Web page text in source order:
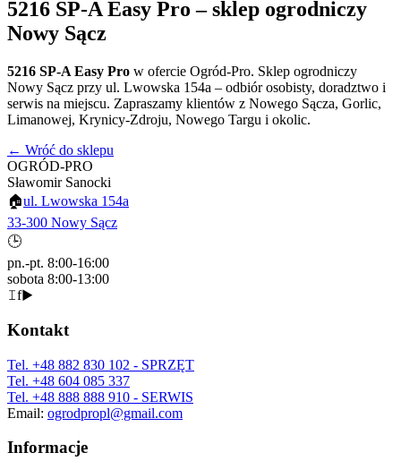
5216 SP-A Easy Pro – sklep ogrodniczy
Nowy Sącz
5216 SP-A Easy Pro w ofercie Ogród-Pro. Sklep ogrodniczy
Nowy Sącz przy ul. Lwowska 154a – odbiór osobisty, doradztwo i
serwis na miejscu. Zapraszamy klientów z Nowego Sącza, Gorlic,
Limanowej, Krynicy-Zdroju, Nowego Targu i okolic.
← Wróć do sklepu
OGRÓD-PRO
Sławomir Sanocki
🏠ul. Lwowska 154a
33-300 Nowy Sącz
🕒
pn.-pt. 8:00-16:00
sobota 8:00-13:00
𝙸f▶
Kontakt
Tel. +48 882 830 102 - SPRZĘT
Tel. +48 604 085 337
Tel. +48 888 888 910 - SERWIS
Email: ogrodpropl@gmail.com
Informacje